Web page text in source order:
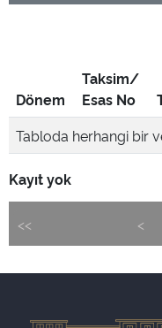
Dönem
Taksim/
Esas No
Tabloda herhangi bir
Kayıt yok
<< <